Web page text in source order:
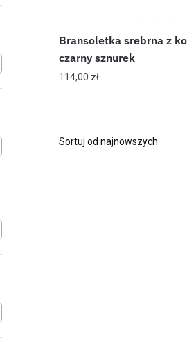
Bransoletka srebrna z
czarny sznurek
114,00 zł